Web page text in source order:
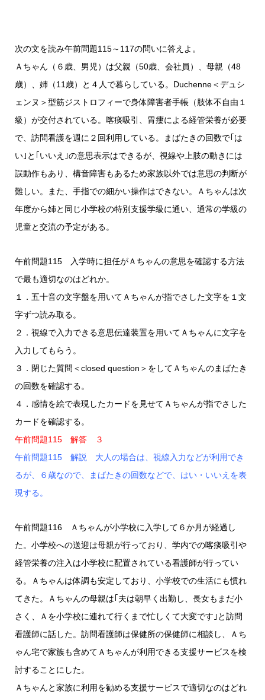
次の文を読み午前問題115～117の問いに答えよ。
Ａちゃん（６歳、男児）は父親（50歳、会社員）、母親（48
歳）、姉（11歳）と４人で暮らしている。Duchenne＜デュシ
ェンヌ＞型筋ジストロフィーで身体障害者手帳（肢体不自由１
級）が交付されている。喀痰吸引、胃瘻による経管栄養が必要
で、訪問看護を週に２回利用している。まばたきの回数で｢は
い｣と｢いいえ｣の意思表示はできるが、視線や上肢の動きには
誤動作もあり、構音障害もあるため家族以外では意思の判断が
難しい。また、手指での細かい操作はできない。Ａちゃんは次
年度から姉と同じ小学校の特別支援学級に通い、通常の学級の
児童と交流の予定がある。
午前問題115 入学時に担任がＡちゃんの意思を確認する方法
で最も適切なのはどれか。
１．五十音の文字盤を用いてＡちゃんが指でさした文字を１文
字ずつ読み取る。
２．視線で入力できる意思伝達装置を用いてＡちゃんに文字を
入力してもらう。
３．閉じた質問＜closed question＞をしてＡちゃんのまばたき
の回数を確認する。
４．感情を絵で表現したカードを見せてＡちゃんが指でさした
カードを確認する。
午前問題115 解答 ３
午前問題115 解説 大人の場合は、視線入力などが利用でき
るが、６歳なので、まばたきの回数などで、はい・いいえを表
現する。
午前問題116 Ａちゃんが小学校に入学して６か月が経過し
た。小学校への送迎は母親が行っており、学内での喀痰吸引や
経管栄養の注入は小学校に配置されている看護師が行ってい
る。Ａちゃんは体調も安定しており、小学校での生活にも慣れ
てきた。Ａちゃんの母親は｢夫は朝早く出勤し、長女もまだ小
さく、Ａを小学校に連れて行くまで忙しくて大変です｣と訪問
看護師に話した。訪問看護師は保健所の保健師に相談し、Ａち
ゃん宅で家族も含めてＡちゃんが利用できる支援サービスを検
討することにした。
Ａちゃんと家族に利用を勧める支援サービスで適切なのはどれ